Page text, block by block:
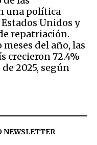
una política
Unidos y
repatriación.
del año, las
crecieron 72.4%
2025, según
NEWSLETTER